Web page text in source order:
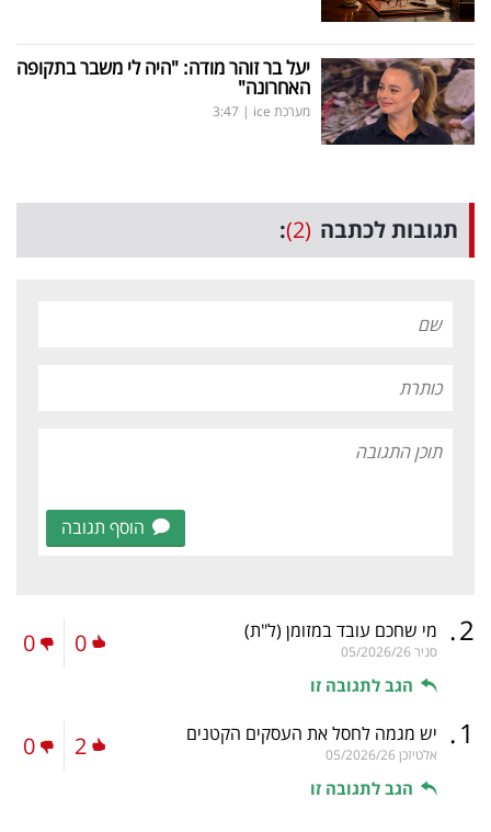
יעל בר זוהר מודה: "היה לי משבר בתקופה
האחרונה"
מערכת ice |
3:47
תגובות לכתבה (2)
:
הוסף תגובה
2
. מי שחכם עובד במזומן (ל"ת)
סניר 05/2026/26
הגב לתגובה זו
0
0
1
. יש מגמה לחסל את העסקים הקטנים
אלטיזכן 05/2026/26
הגב לתגובה זו
2
0